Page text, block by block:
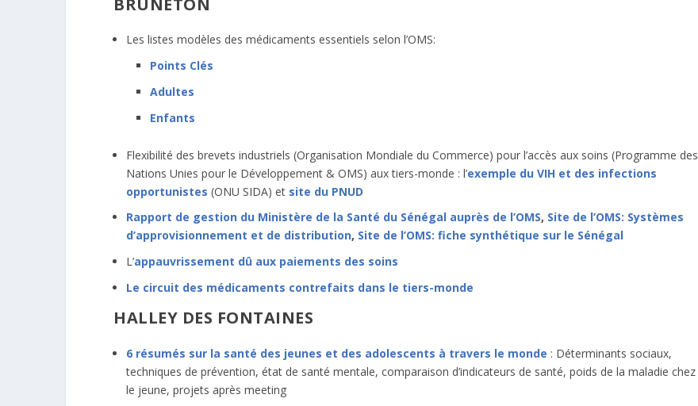
Les listes modèles des médicaments essentiels selon l’OMS:
Points Clés
Adultes
Enfants
Flexibilité des brevets industriels (Organisation Mondiale du Commerce) pour l’accès aux soins (Programme des
Nations Unies pour le Développement & OMS) aux tiers-monde : l’exemple du VIH et des infections
opportunistes (ONU SIDA) et site du PNUD
Rapport de gestion du Ministère de la Santé du Sénégal auprès de l’OMS, Site de l’OMS: Systèmes
d’approvisionnement et de distribution, Site de l’OMS: fiche synthétique sur le Sénégal
L’appauvrissement dû aux paiements des soins
Le circuit des médicaments contrefaits dans le tiers-monde
HALLEY DES FONTAINES
6 résumés sur la santé des jeunes et des adolescents à travers le monde : Déterminants sociaux,
techniques de prévention, état de santé mentale, comparaison d’indicateurs de santé, poids de la maladie chez
le jeune, projets après meeting